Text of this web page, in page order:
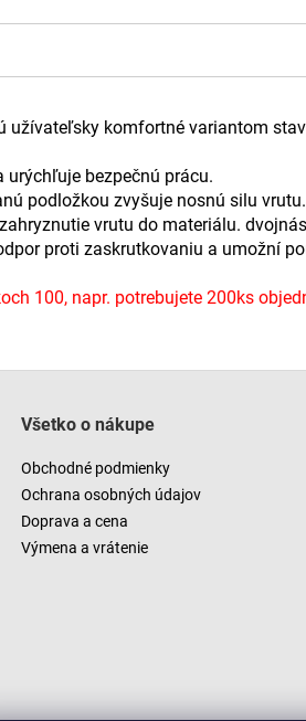
užívateľsky komfortné variantom
bezpečnú prácu.
podložkou zvyšuje nosnú silu vrutu.
vrutu do materiálu.
proti zaskrutkovaniu a umožní
100, napr. potrebujete 200ks
Všetko o nákupe
Obchodné podmienky
Ochrana osobných údajov
Doprava a cena
Výmena a vrátenie